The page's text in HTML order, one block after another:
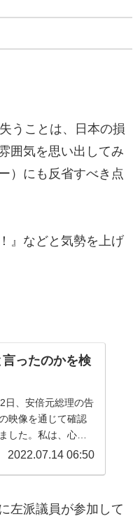
うことは、日本の損
囲気を思い出してみ
）にも反省すべき点
』などと気勢を上げ
ったのかを検
日、安倍元総理の告
映像を通じて確認
した。私は、心か
2022.07.14 06:50
左派議員が参加して